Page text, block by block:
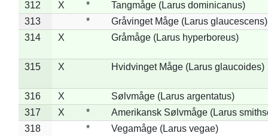
312
X *
Tangmåge (Larus dominicanus)
313
*
Gråvinget Måge (Larus glaucescens)
314
X Gråmåge (Larus hyperboreus)
315 X Hvidvinget Måge (Larus glaucoides)
316 X
Sølvmåge (Larus argentatus)
317
X *
Amerikansk Sølvmåge (Larus
318
*
Vegamåge (Larus vegae)